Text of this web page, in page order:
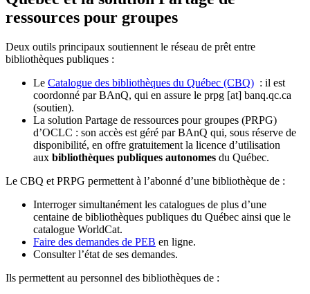
ressources pour groupes
Deux outils principaux soutiennent le réseau de prêt entre
bibliothèques publiques :
Le Catalogue des bibliothèques du Québec (CBQ) : il est
coordonné par BAnQ, qui en assure le prpg [at] banq.qc.ca
(soutien).
La solution Partage de ressources pour groupes (PRPG)
d’OCLC : son accès est géré par BAnQ qui, sous réserve de
disponibilité, en offre gratuitement la licence d’utilisation
aux bibliothèques publiques autonomes du Québec.
Le CBQ et PRPG permettent à l’abonné d’une bibliothèque de :
Interroger simultanément les catalogues de plus d’une
centaine de bibliothèques publiques du Québec ainsi que le
catalogue WorldCat.
Faire des demandes de PEB en ligne.
Consulter l’état de ses demandes.
Ils permettent au personnel des bibliothèques de :